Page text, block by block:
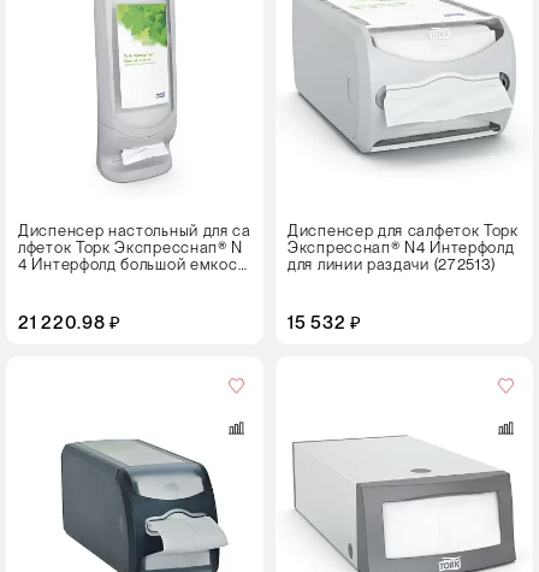
Диспенсер настольный для са
лфеток Торк Экспресснап® N
4 Интерфолд большой емкост
21 220.98 ₽
Диспенсер для салфеток Торк
Экспресснап® N4 Интерфолд
для линии раздачи (272513)
15 532 ₽